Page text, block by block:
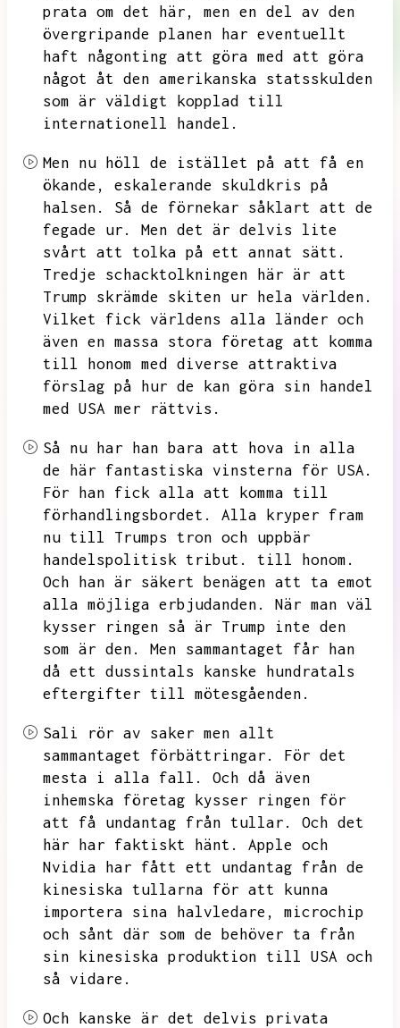
prata om det här,
men en del av den
övergripande planen har eventuellt
haft någonting att göra med att göra
något åt den amerikanska statsskulden
som är väldigt kopplad till
internationell handel.
Men nu höll de istället på att få en
ökande,
eskalerande skuldkris på
halsen.
Så de förnekar såklart att de
fegade ur.
Men det är delvis lite
svårt att tolka på ett annat sätt.
Tredje schacktolkningen här är att
Trump skrämde skiten ur hela världen.
Vilket fick världens alla länder och
även en massa stora företag att komma
till honom med diverse attraktiva
förslag på hur de kan göra sin handel
med USA mer rättvis.
Så nu har han bara att hova in alla
de här fantastiska vinsterna för USA.
För han fick alla att komma till
förhandlingsbordet.
Alla kryper fram
nu till Trumps tron och uppbär
handelspolitisk tribut.
till honom.
Och han är säkert benägen att ta emot
alla möjliga erbjudanden.
När man väl
kysser ringen så är Trump inte den
som är den.
Men sammantaget får han
då ett dussintals kanske hundratals
eftergifter till mötesgåenden.
Sali rör av saker men allt
sammantaget förbättringar.
För det
mesta i alla fall.
Och då även
inhemska företag kysser ringen för
att få undantag från tullar.
Och det
här har faktiskt hänt.
Apple och
Nvidia har fått ett undantag från de
kinesiska tullarna för att kunna
importera sina halvledare,
microchip
och sånt där som de behöver ta från
sin kinesiska produktion till USA och
så vidare.
Och kanske är det delvis privata